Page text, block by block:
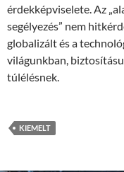
érdekképviselete. Az
segélyezés” nem
globalizált és a
világunkban,
túlélésnek.
KIEMELT